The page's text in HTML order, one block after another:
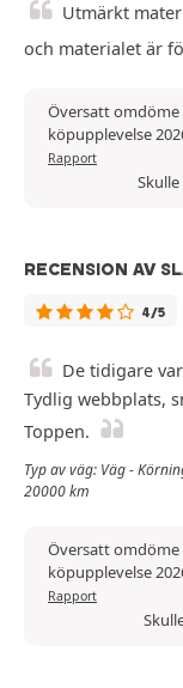
Utmärkt
och materialet är
Översatt omdöme
köpupplevelse
Rapport
RECENSION AV
4/5
De tidigare
Tydlig webbplats,
Toppen.
Typ av väg: Väg -
20000 km
Översatt omdöme
köpupplevelse
Rapport